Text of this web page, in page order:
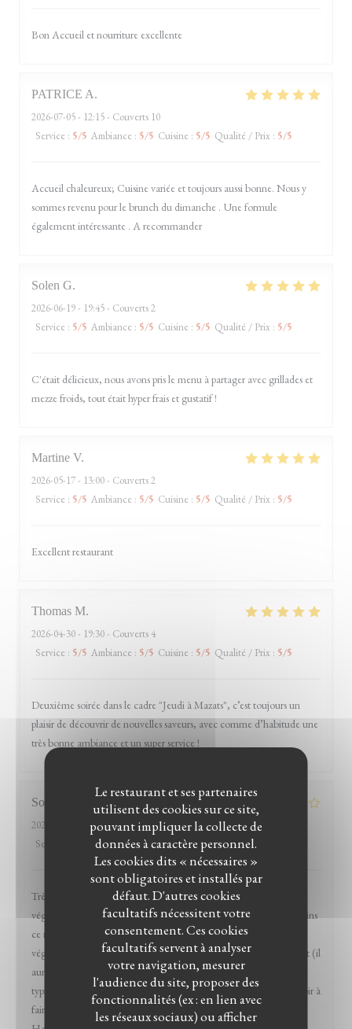
Le restaurant et ses partenaires
utilisent des cookies sur ce site,
pouvant impliquer la collecte de
données à caractère personnel.
Les cookies dits « nécessaires »
sont obligatoires et installés par
défaut. D'autres cookies
facultatifs nécessitent votre
consentement. Ces cookies
facultatifs servent à analyser
votre navigation, mesurer
l'audience du site, proposer des
fonctionnalités (ex : en lien avec
les réseaux sociaux) ou afficher
Bon Accueil et nourriture excellente
PATRICE A
2026-07-05- 12:15 - Couverts 10
Service : 5/5 Ambiance : 5/5 Cuisine : 5/5 Qualité / Prix : 5/5
Accueil chaleureux; Cuisine variée et toujours aussi bonne. Nous y
sommes revenu pour le brunch du dimanche . Une formule
également intéressante . A recommander
Solen G
2026-06-19- 19:45 - Couverts 2
Service : 5/5 Ambiance : 5/5 Cuisine : 5/5 Qualité / Prix : 5/5
C'était délicieux, nous avons pris le menu à partager avec grillades et
mezze froids, tout était hyper frais et gustatif !
Martine V
2026-05-17- 13:00 - Couverts 2
Service : 5/5 Ambiance : 5/5 Cuisine : 5/5 Qualité / Prix : 5/5
Excellent restaurant
Thomas M
2026-04-30 - 19:30 - Couverts 4
Service : 5/5 Ambiance : 5/5 Cuisine : 5/5 Qualité / Prix : 5/5
Deuxième soirée dans le cadre "Jeudi à Mazats", c’est toujours un
plaisir de découvrir de nouvelles saveurs, avec comme d’habitude une
très bonne ambiance et un super service !
Sophie
2026-04-11
- 19:00 - Couverts 4
Service
Ambiance:5/5 Cuisine:4 /5 Qualité / Prix
Très bon accueil, ambiance agréable et nombreuses options
végétariennes dont un plat entier (l'assiette végétarienne), néanmoins
ce restaurant m'était indiqué comme disposant d'options
végétaliennes et au final, à part quelques entrées, il n'y en a pas tant (il
aurait fallu composer l'assiette végétarienne sur mesure, c'est
typiquement ces demandes d'ajustements que j'apprécie ne pas avoir à
faire en allant dans des restos pré-sélectionnés sur l'application